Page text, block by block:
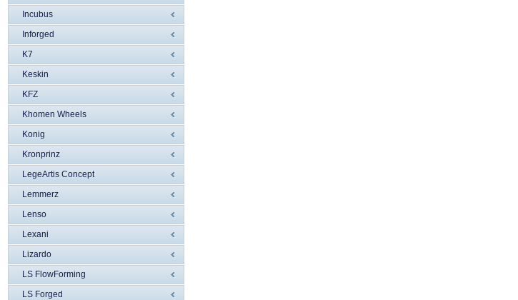
Incubus
Inforged
K7
Keskin
KFZ
Khomen Wheels
Konig
Kronprinz
LegeArtis Concept
Lemmerz
Lenso
Lexani
Lizardo
LS FlowForming
LS Forged